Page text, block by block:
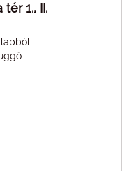
1., II.